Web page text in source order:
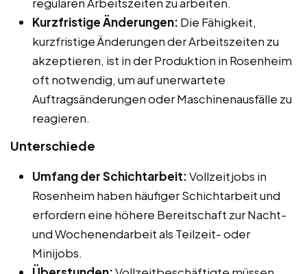
Kurzfristige Änderungen: Die Fähigkeit,
kurzfristige Änderungen der Arbeitszeiten zu
akzeptieren, ist in der Produktion in Rosenheim
oft notwendig, um auf unerwartete
Auftragsänderungen oder Maschinenausfälle zu
reagieren.
Unterschiede
Umfang der Schichtarbeit:Vollzeitjobs in
Rosenheim haben häufiger Schichtarbeit und
erfordern eine höhere Bereitschaft zur Nacht-
und Wochenendarbeit als Teilzeit- oder
Minijobs.